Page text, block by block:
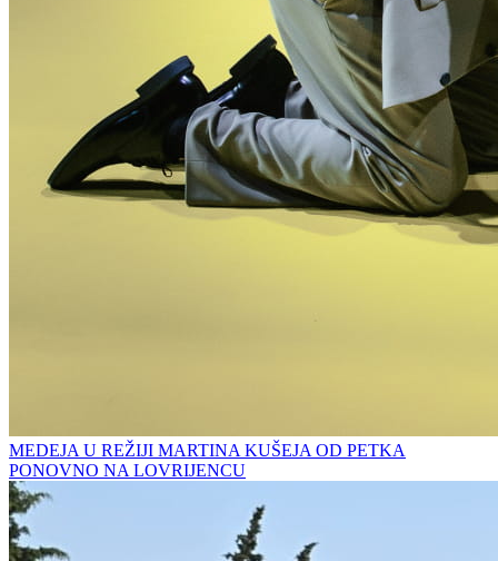
MEDEJA U REŽIJI MARTINA KUŠEJA OD PETKA
PONOVNO NA LOVRIJENCU